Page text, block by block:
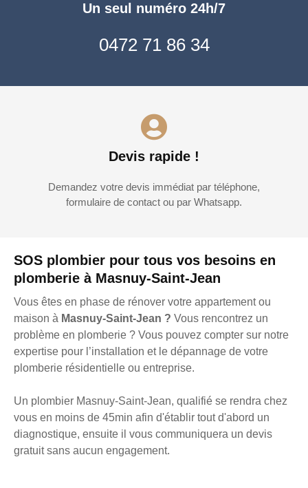
SOS plombier pour tous vos besoins en
plomberie à Masnuy-Saint-Jean
Vous êtes en phase de rénover votre appartement ou
maison à Masnuy-Saint-Jean ? Vous rencontrez un
problème en plomberie ? Vous pouvez compter sur notre
expertise pour l’installation et le dépannage de votre
plomberie résidentielle ou entreprise.
Un plombier Masnuy-Saint-Jean, qualifié se rendra chez
vous en moins de 45min afin d'établir tout d'abord un
diagnostique, ensuite il vous communiquera un devis
gratuit sans aucun engagement.
Un seul numéro 24h/7
0472 71 86 34
Devis rapide !
Demandez votre devis immédiat par téléphone,
formulaire de contact ou par Whatsapp.